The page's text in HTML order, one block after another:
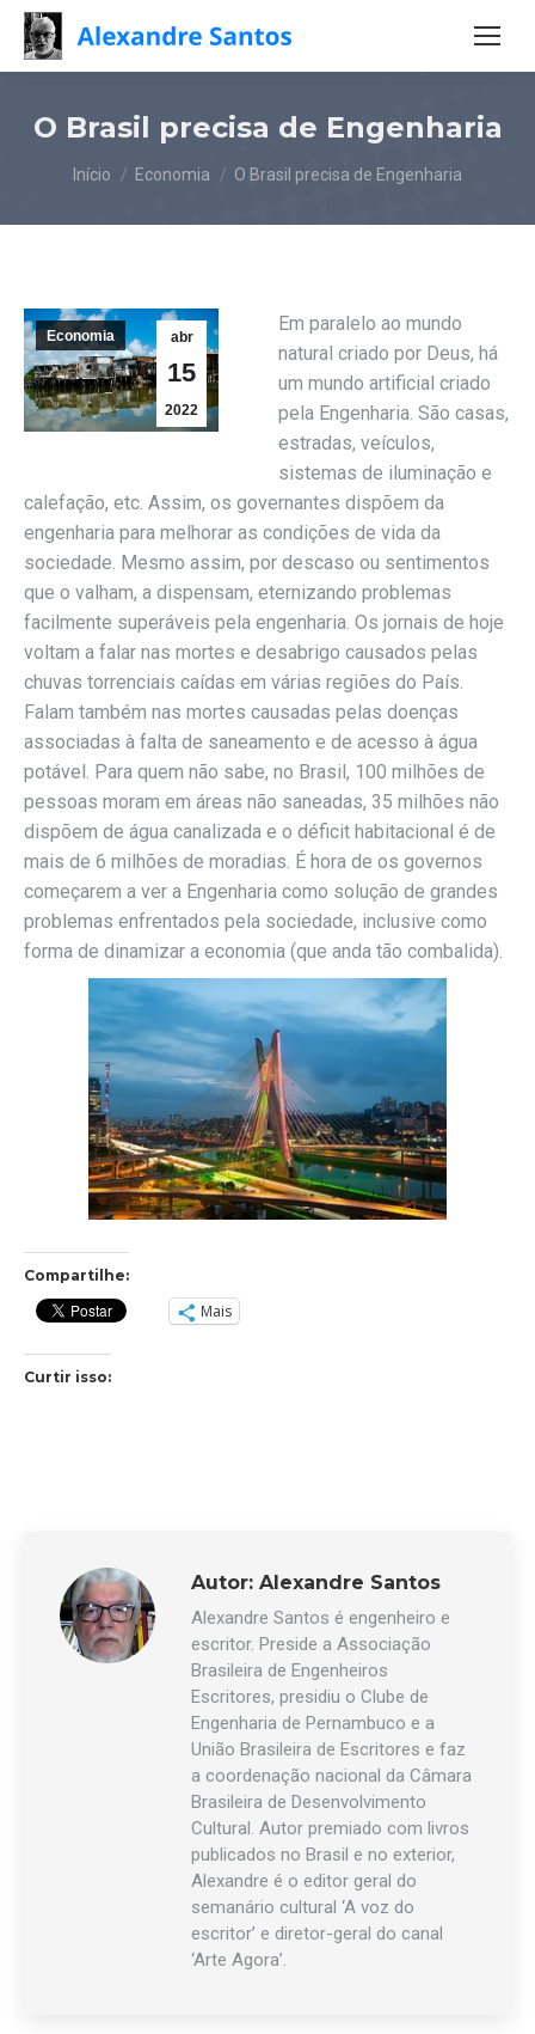
O Brasil precisa de Engenharia
Você está aqui:
Início Economia O Brasil precisa de Engenharia
abr
15
2022
Economia
Em paralelo ao mundo
natural criado por Deus, há
um mundo artificial criado
pela Engenharia. São casas,
estradas, veículos,
sistemas de iluminação e
calefação, etc. Assim, os governantes dispõem da
engenharia para melhorar as condições de vida da
sociedade. Mesmo assim, por descaso ou sentimentos
que o valham, a dispensam, eternizando problemas
facilmente superáveis pela engenharia. Os jornais de hoje
voltam a falar nas mortes e desabrigo causados pelas
chuvas torrenciais caídas em várias regiões do País.
Falam também nas mortes causadas pelas doenças
associadas à falta de saneamento e de acesso à água
potável. Para quem não sabe, no Brasil, 100 milhões de
pessoas moram em áreas não saneadas, 35 milhões não
dispõem de água canalizada e o déficit habitacional é de
mais de 6 milhões de moradias. É hora de os governos
começarem a ver a Engenharia como solução de grandes
problemas enfrentados pela sociedade, inclusive como
forma de dinamizar a economia (que anda tão combalida).
Compartilhe:
Mais
Curtir isso:
Autor: Alexandre Santos
Alexandre Santos é engenheiro e
escritor. Preside a Associação
Brasileira de Engenheiros
Escritores, presidiu o Clube de
Engenharia de Pernambuco e a
União Brasileira de Escritores e faz
a coordenação nacional da Câmara
Brasileira de Desenvolvimento
Cultural. Autor premiado com livros
publicados no Brasil e no exterior,
Alexandre é o editor geral do
semanário cultural ‘A voz do
escritor’ e diretor-geral do canal
‘Arte Agora’.